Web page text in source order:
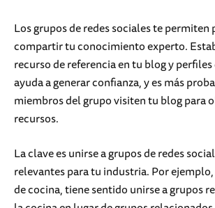
Los grupos de redes sociales te
compartir tu conocimiento experto.
recurso de referencia en tu blog y
ayuda a generar confianza, y es más
miembros del grupo visiten tu blog para
recursos.
La clave es unirse a grupos de redes
relevantes para tu industria. Por
de cocina, tiene sentido unirse a grupos